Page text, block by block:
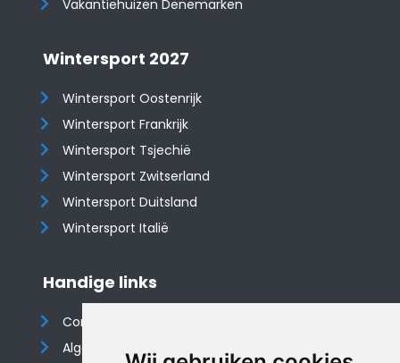
Vakantiehuizen Denemarken
Wintersport 2027
Wintersport Oostenrijk
Wintersport Frankrijk
Wintersport Tsjechië
Wintersport Zwitserland
Wintersport Duitsland
Wintersport Italië
Handige links
Contact
Algemene voorwaarden